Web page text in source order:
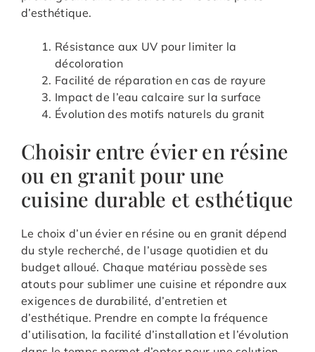
d’esthétique.
Résistance aux UV pour limiter la
décoloration
Facilité de réparation en cas de rayure
Impact de l’eau calcaire sur la surface
Évolution des motifs naturels du granit
Choisir entre évier en résine
ou en granit pour une
cuisine durable et esthétique
Le choix d’un évier en résine ou en granit dépend
du style recherché, de l’usage quotidien et du
budget alloué. Chaque matériau possède ses
atouts pour sublimer une cuisine et répondre aux
exigences de durabilité, d’entretien et
d’esthétique. Prendre en compte la fréquence
d’utilisation, la facilité d’installation et l’évolution